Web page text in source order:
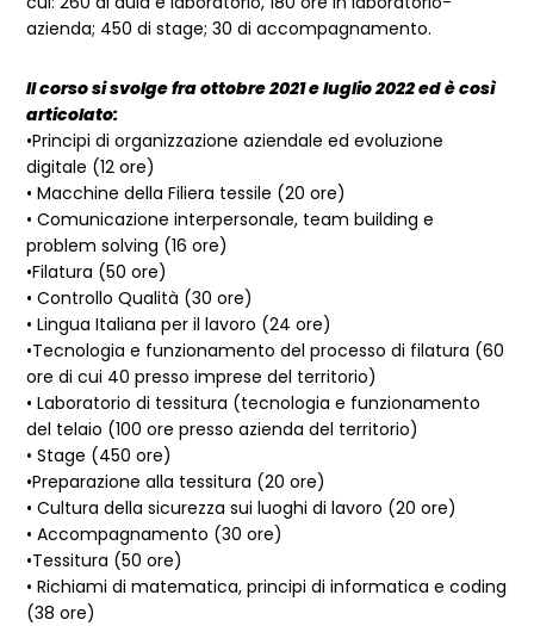
azienda; 450 di stage; 30 di accompagnamento.
Il corso si svolge fra ottobre 2021 e luglio 2022 ed è così
articolato:
•Principi di organizzazione aziendale ed evoluzione
digitale (12 ore)
• Macchine della Filiera tessile (20 ore)
• Comunicazione interpersonale, team building e
problem solving (16 ore)
•Filatura (50 ore)
• Controllo Qualità (30 ore)
• Lingua Italiana per il lavoro (24 ore)
•Tecnologia e funzionamento del processo di filatura (60
ore di cui 40 presso imprese del territorio)
• Laboratorio di tessitura (tecnologia e funzionamento
del telaio (100 ore presso azienda del territorio)
• Stage (450 ore)
•Preparazione alla tessitura (20 ore)
• Cultura della sicurezza sui luoghi di lavoro (20 ore)
• Accompagnamento (30 ore)
•Tessitura (50 ore)
• Richiami di matematica, principi di informatica e coding
(38 ore)